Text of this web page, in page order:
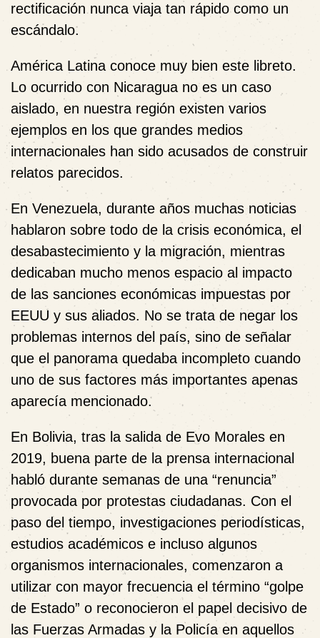
rectificación nunca viaja tan rápido como un
escándalo.
América Latina conoce muy bien este libreto.
Lo ocurrido con Nicaragua no es un caso
aislado, en nuestra región existen varios
ejemplos en los que grandes medios
internacionales han sido acusados de construir
relatos parecidos.
En Venezuela, durante años muchas noticias
hablaron sobre todo de la crisis económica, el
desabastecimiento y la migración, mientras
dedicaban mucho menos espacio al impacto
de las sanciones económicas impuestas por
EEUU y sus aliados. No se trata de negar los
problemas internos del país, sino de señalar
que el panorama quedaba incompleto cuando
uno de sus factores más importantes apenas
aparecía mencionado.
En Bolivia, tras la salida de Evo Morales en
2019, buena parte de la prensa internacional
habló durante semanas de una “renuncia”
provocada por protestas ciudadanas. Con el
paso del tiempo, investigaciones periodísticas,
estudios académicos e incluso algunos
organismos internacionales, comenzaron a
utilizar con mayor frecuencia el término “golpe
de Estado” o reconocieron el papel decisivo de
las Fuerzas Armadas y la Policía en aquellos